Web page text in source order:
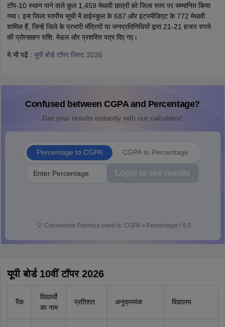
टॉप-10 स्थान पाने वाले कुल 1,459 मेधावी छात्रों को जिला स्तर पर सम्मानित किया
गया। इस जिला स्तरीय सूची में हाईस्कूल के 687 और इंटरमीडिएट के 772 मेधावी
शामिल हैं, जिन्हें जिले के प्रभारी मंत्रियों या जनप्रतिनिधियों द्वारा 21-21 हजार रुपये
की प्रोत्साहन राशि, मेडल और प्रशस्ति पत्र दिए गए।
ये भी पढ़ें : यूपी बोर्ड टॉपर लिस्ट 2026
Confused between CGPA and Percentage?
Get your results instantly with our calculator!
Percentage to CGPA CGPA to Percentage
Login to see results
💡 Conversion Formula used is: CGPA = Percentage / 9.5
यूपी बोर्ड 10वीं टॉपर 2026
रैंक
विद्यार्थी
का नाम
प्रतिशत अनुक्रमांक विद्यालय